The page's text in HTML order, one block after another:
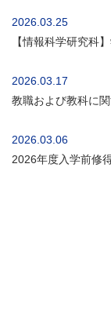
2026.03.25
【情報科学研究科
2026.03.17
教職および教科に
2026.03.06
2026年度入学前修